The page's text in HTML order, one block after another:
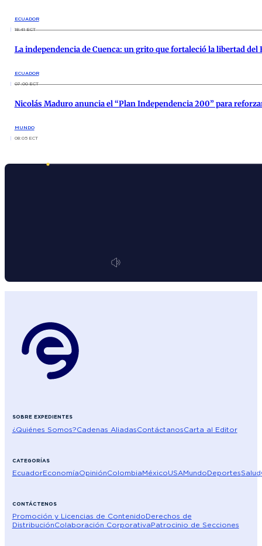
ECUADOR
18:41 ECT
La independencia de Cuenca: un grito que fortaleció la libertad del
ECUADOR
07:00 ECT
Nicolás Maduro anuncia el “Plan Independencia 200” para
MUNDO
08:05 ECT
SOBRE EXPEDIENTES
¿Quiénes Somos?Cadenas AliadasContáctanosCarta al Editor
CATEGORÍAS
EcuadorEconomíaOpiniónColombiaMéxicoUSAMundoDeportesSalud
CONTÁCTENOS
Promoción y Licencias de ContenidoDerechos de
DistribuciónColaboración CorporativaPatrocinio de Secciones